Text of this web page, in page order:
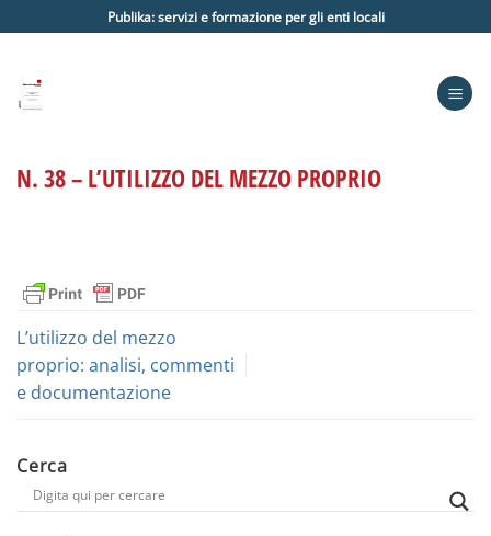
ai
Publika: servizi e formazione per gli enti locali
N. 38 – L’UTILIZZO DEL MEZZO PROPRIO
L’utilizzo del mezzo
proprio: analisi, commenti
e documentazione
Cerca